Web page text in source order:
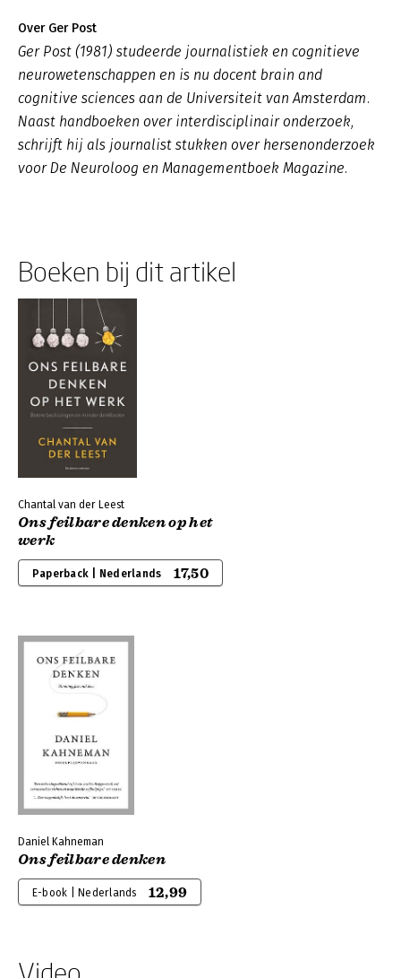
Over Ger Post
Ger Post (1981) studeerde journalistiek en cognitieve
neurowetenschappen en is nu docent brain and
cognitive sciences aan de Universiteit van Amsterdam.
Naast handboeken over interdisciplinair onderzoek,
schrijft hij als journalist stukken over hersenonderzoek
voor De Neuroloog en Managementboek Magazine.
Boeken bij dit artikel
Chantal van der Leest
Ons feilbare denken op het
werk
Paperback | Nederlands 17,50
Daniel Kahneman
Ons feilbare denken
E-book | Nederlands 12,99